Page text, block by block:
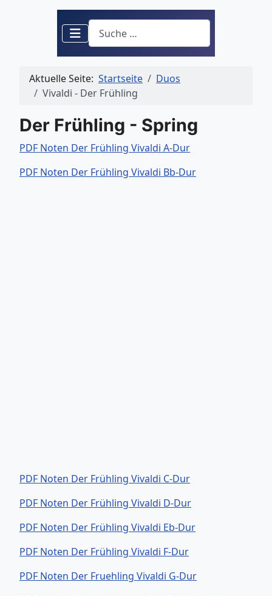
Suchen
Aktuelle Seite: Startseite
Duos
Vivaldi - Der Frühling
Der Frühling - Spring
PDF Noten Der Frühling Vivaldi A-Dur
PDF Noten Der Frühling Vivaldi Bb-Dur
PDF Noten Der Frühling Vivaldi C-Dur
PDF Noten Der Frühling Vivaldi D-Dur
PDF Noten Der Frühling Vivaldi Eb-Dur
PDF Noten Der Frühling Vivaldi F-Dur
PDF Noten Der Fruehling Vivaldi G-Dur